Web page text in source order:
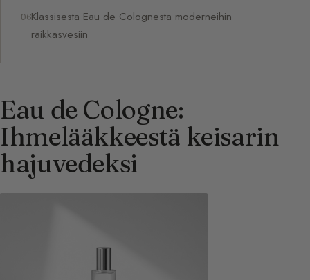
Klassisesta Eau de Colognesta moderneihin
raikkasvesiin
Eau de Cologne:
Ihmelääkkeestä keisarin
hajuvedeksi